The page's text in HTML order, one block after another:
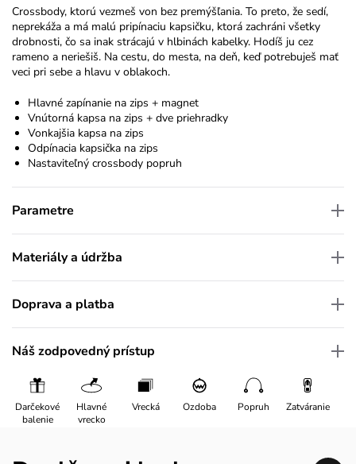
Crossbody, ktorú vezmeš von bez premýšľania. To preto, že sedí,
neprekáža a má malú pripínaciu kapsičku, ktorá zachráni všetky
drobnosti, čo sa inak strácajú v hlbinách kabelky. Hodíš ju cez
rameno a neriešiš. Na cestu, do mesta, na deň, keď potrebuješ mať
veci pri sebe a hlavu v oblakoch.
Hlavné zapínanie na zips + magnet
Vnútorná kapsa na zips + dve priehradky
Vonkajšia kapsa na zips
Odpínacia kapsička na zips
Nastaviteľný crossbody popruh
Parametre
Materiály a údržba
Doprava a platba
Náš zodpovedný prístup
Darčekové
balenie
Hlavné
vrecko
Vrecká Ozdoba Popruh Zatváranie